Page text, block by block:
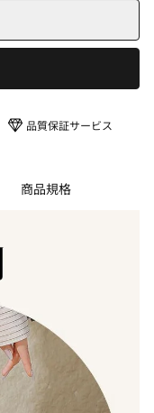
品質保証サービス
商品規格